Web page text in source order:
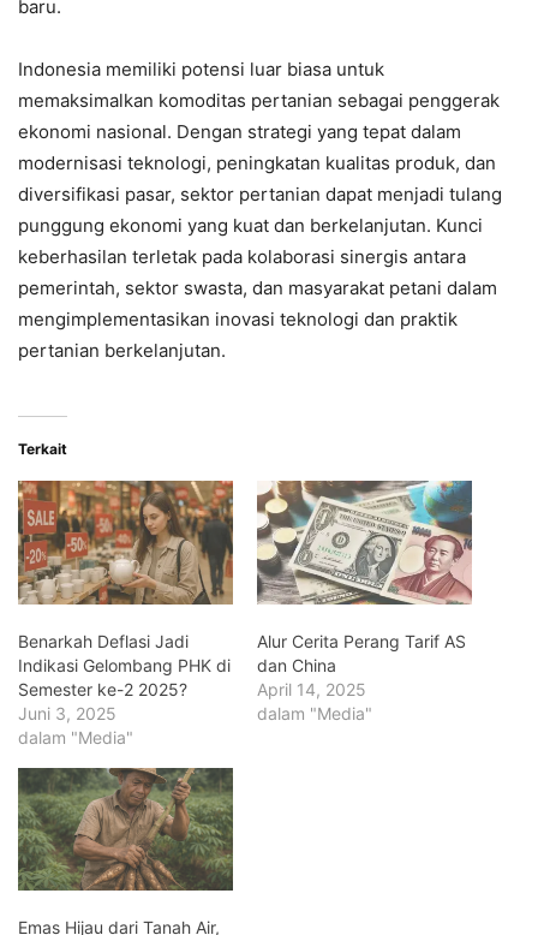
baru.
Indonesia memiliki potensi luar biasa untuk
memaksimalkan komoditas pertanian sebagai penggerak
ekonomi nasional. Dengan strategi yang tepat dalam
modernisasi teknologi, peningkatan kualitas produk, dan
diversifikasi pasar, sektor pertanian dapat menjadi tulang
punggung ekonomi yang kuat dan berkelanjutan. Kunci
keberhasilan terletak pada kolaborasi sinergis antara
pemerintah, sektor swasta, dan masyarakat petani dalam
mengimplementasikan inovasi teknologi dan praktik
pertanian berkelanjutan.
Terkait
Benarkah Deflasi Jadi
Indikasi Gelombang PHK di
Semester ke-2 2025?
Juni 3, 2025
dalam "Media"
Alur Cerita Perang Tarif AS
dan China
April 14, 2025
dalam "Media"
Emas Hijau dari Tanah Air,